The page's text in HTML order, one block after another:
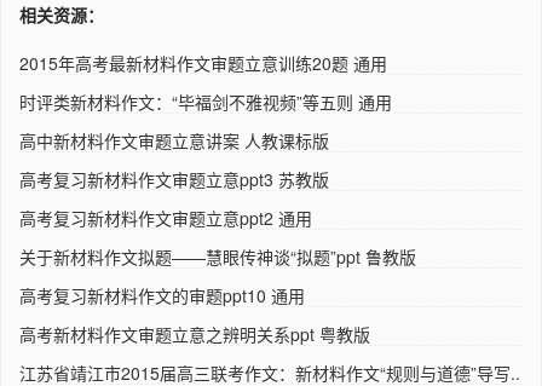
相关资源：
2015年高考最新材料作文审题立意训练20题 通用
时评类新材料作文：“毕福剑不雅视频”等五则 通用
高中新材料作文审题立意讲案 人教课标版
高考复习新材料作文审题立意ppt3 苏教版
高考复习新材料作文审题立意ppt2 通用
关于新材料作文拟题——慧眼传神谈“拟题”ppt 鲁教版
高考复习新材料作文的审题ppt10 通用
高考新材料作文审题立意之辨明关系ppt 粤教版
江苏省靖江市2015届高三联考作文：新材料作文“规则与道德”导写..